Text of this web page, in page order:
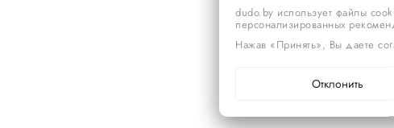
dudo.by использует файлы
персонализированных
Нажав «Принять», Вы даете
Отклонить